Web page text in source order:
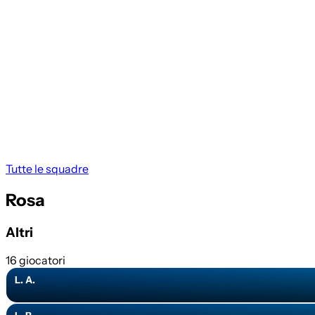
Tutte le squadre
Rosa
Altri
16 giocatori
L. A.